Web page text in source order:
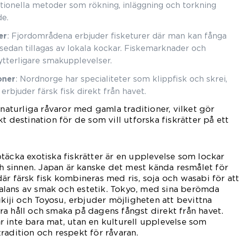
metoder som rökning, inläggning och torkning
: Fjordområdena erbjuder fisketurer där man kan fånga
tillagas av lokala kockar. Fiskemarknader och
smakupplevelser.
: Nordnorge har specialiteter som klippfisk och skrei,
färsk fisk direkt från havet.
råvaror med gamla traditioner, vilket gör
destination för de som vill utforska fiskrätter på ett
exotiska fiskrätter är en upplevelse som lockar
sinnen. Japan är kanske det mest kända resmålet för
färsk fisk kombineras med ris, soja och wasabi för att
av smak och estetik. Tokyo, med sina berömda
och Toyosu, erbjuder möjligheten att bevittna
håll och smaka på dagens fångst direkt från havet.
inte bara mat, utan en kulturell upplevelse som
och respekt för råvaran.